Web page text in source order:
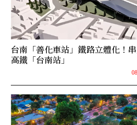
台南「善化車站」鐵路立體化！
高鐵「台南站」